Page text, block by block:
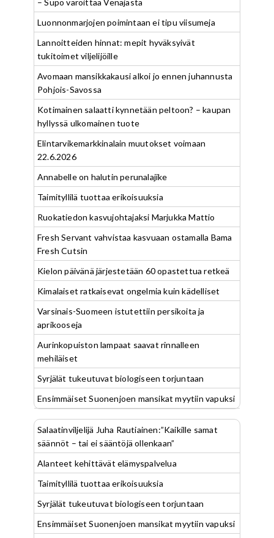
– Supo varoittaa Venäjästä
Luonnonmarjojen poimintaan ei tipu viisumeja
Lannoitteiden hinnat: mepit hyväksyivät
tukitoimet viljelijöille
Avomaan mansikkakausi alkoi jo ennen juhannusta
Pohjois-Savossa
Kotimainen salaatti kynnetään peltoon? – kaupan
hyllyssä ulkomainen tuote
Elintarvikemarkkinalain muutokset voimaan
22.6.2026
Annabelle on halutin perunalajike
Taimityllilä tuottaa erikoisuuksia
Ruokatiedon kasvujohtajaksi Marjukka Mattio
Fresh Servant vahvistaa kasvuaan ostamalla Bama
Fresh Cutsin
Kielon päivänä järjestetään 60 opastettua retkeä
Kimalaiset ratkaisevat ongelmia kuin kädelliset
Varsinais-Suomeen istutettiin persikoita ja
aprikooseja
Aurinkopuiston lampaat saavat rinnalleen
mehiläiset
Syrjälät tukeutuvat biologiseen torjuntaan
Ensimmäiset Suonenjoen mansikat myytiin vapuksi
Salaatinviljelijä Juha Rautiainen:”Kaikille samat
säännöt – tai ei sääntöjä ollenkaan”
Alanteet kehittävät elämyspalvelua
Taimityllilä tuottaa erikoisuuksia
Syrjälät tukeutuvat biologiseen torjuntaan
Ensimmäiset Suonenjoen mansikat myytiin vapuksi